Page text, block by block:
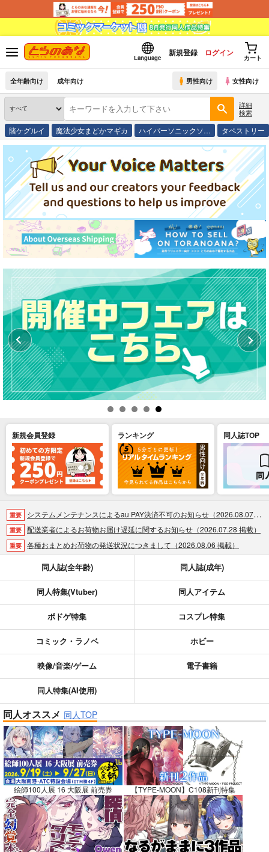
Language
新規登録 ログイン
カート
全年齢向け 成年向け 男性向け 女性向け
詳細
検索
賭ケグルイ 魔法少女まどかマギカ ハイパーソニックソ… タペストリー
新規会員登録 ランキング 同人誌TOP
重要 システムメンテナンスによるau PAY決済不可のお知らせ（2026.08.07 掲載）
重要 配送業者によるお荷物お届け遅延に関するお知らせ（2026.07.28 掲載）
重要 各種おまとめお荷物の発送状況につきまして（2026.08.06 掲載）
おまとめサイクル「定期便(月2)」一般会員様の利用再開のお知らせ（2026.02.05 掲載）
重要 「とらのあな×駿河屋日本橋乙女同人誌館」通販店頭受取サービス開始のお知らせ（2026.01.05 更新｜2025.12.30 掲載）
【2025/12/1より】「通販ポイント⇒とらコイン変換キャンペーン」終了のお知らせ（2025.11.21 掲載）
個人情報保護方針の改定について（2025.09.19 更新｜2025.08.01 掲載）
重要 ポイント付与・管理体制改定のお知らせ（2024.11.20 掲載）
全てのお知らせを見る
同人誌(全年齢) 同人誌(成年)
同人特集(Vtuber) 同人アイテム
ボドゲ特集 コスプレ特集
コミック・ラノベ ホビー
映像/音楽/ゲーム 電子書籍
同人特集(AI使用)
同人オススメ 同人TOP
絵師100人展 16 大阪展 前売券 【TYPE-MOON】C108新刊特集